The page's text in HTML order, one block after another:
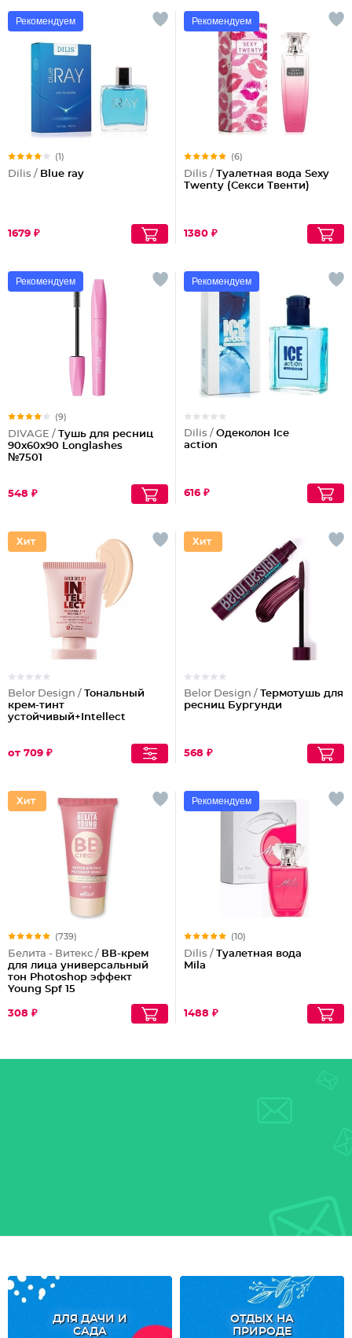
Рекомендуем
(1)
Dilis / Blue ray
1679 ₽
Рекомендуем
(6)
Dilis / Туалетная вода Sexy
Twenty (Секси Твенти)
1380 ₽
Рекомендуем
(9)
DIVAGE / Тушь для ресниц
90x60x90 Longlashes
№7501
548 ₽
Рекомендуем
Dilis / Одеколон Ice
action
616 ₽
Belor Design / Тональный
крем-тинт
устойчивый+Intellect
от 709 ₽
Belor Design / Термотушь для
ресниц Бургунди
568 ₽
(739)
Белита - Витекс / ВВ-крем
для лица универсальный
тон Photoshop эффект
Young Spf 15
308 ₽
Рекомендуем
(10)
Dilis / Туалетная вода
Mila
1488 ₽
ДЛЯ ДАЧИ И
САДА
ОТДЫХ НА
ПРИРОДЕ